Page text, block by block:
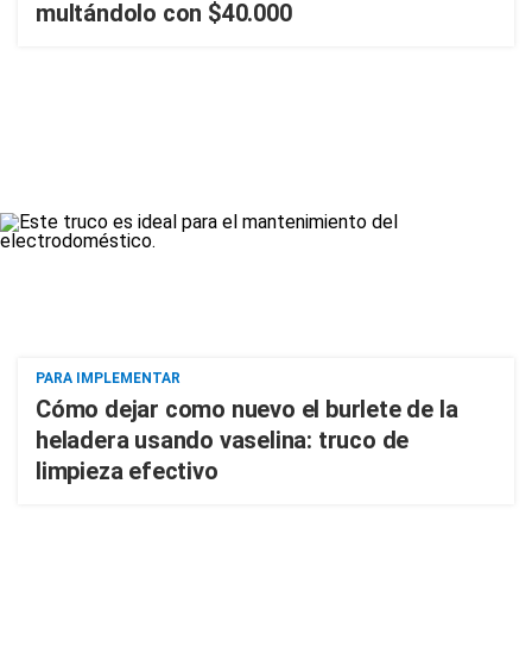
multándolo con $40.000
PARA IMPLEMENTAR
Cómo dejar como nuevo el burlete de la
heladera usando vaselina: truco de
limpieza efectivo